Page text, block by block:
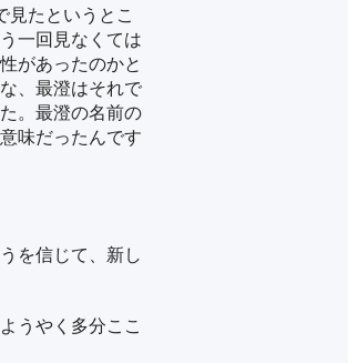
たというとこ
一回見なくては
があったのかと
、最澄はそれで
。最澄の名前の
味だったんです
を信じて、新し
うやく多分ここ